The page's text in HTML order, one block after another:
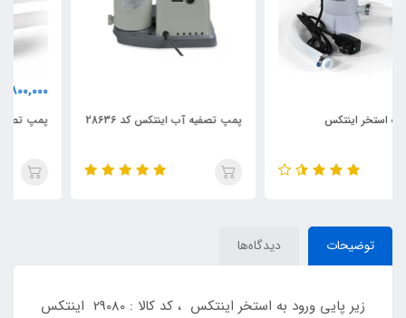
پمپ تصفیه آب اینتکس کد 28636
پمپ تصفیه آب استخر کد 28638
توضیحات دیدگاه‌ها
زیر پایی ورود به استخر اینتکس ، کد کالا : 29080 اینتکس